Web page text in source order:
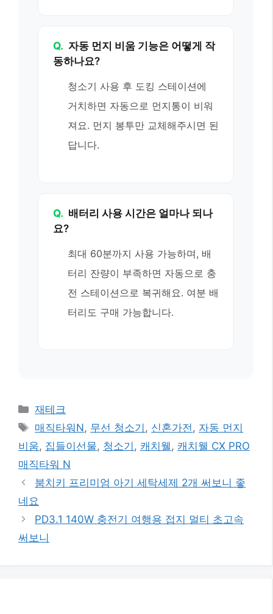
Q. 자동 먼지 비움 기능은 어떻게 작
동하나요?
청소기 사용 후 도킹 스테이션에
거치하면 자동으로 먼지통이 비워
져요. 먼지 봉투만 교체해주시면 된
답니다.
Q. 배터리 사용 시간은 얼마나 되나
요?
최대 60분까지 사용 가능하며, 배
터리 잔량이 부족하면 자동으로 충
전 스테이션으로 복귀해요. 여분 배
터리도 구매 가능합니다.
카
테
리
재테크
태
그
매직타워N, 무선 청소기 , 신혼가전, 자동 먼지
비움, 집들이선물, 청소기 , 캐치웰, 캐치웰 CX PRO
매직타워 N
붐치키 프리미엄 아기 세탁세제 2개 써보니 좋
네요
PD3.1 140W 충전기 여행용 접지 멀티 초고속
써보니